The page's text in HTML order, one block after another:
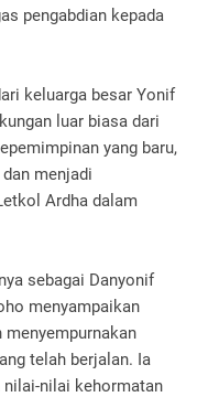
pengabdian kepada
keluarga besar Yonif
luar biasa dari
yang baru,
menjadi
Ardha dalam
sebagai Danyonif
menyampaikan
telah berjalan. Ia
nilai-nilai kehormatan